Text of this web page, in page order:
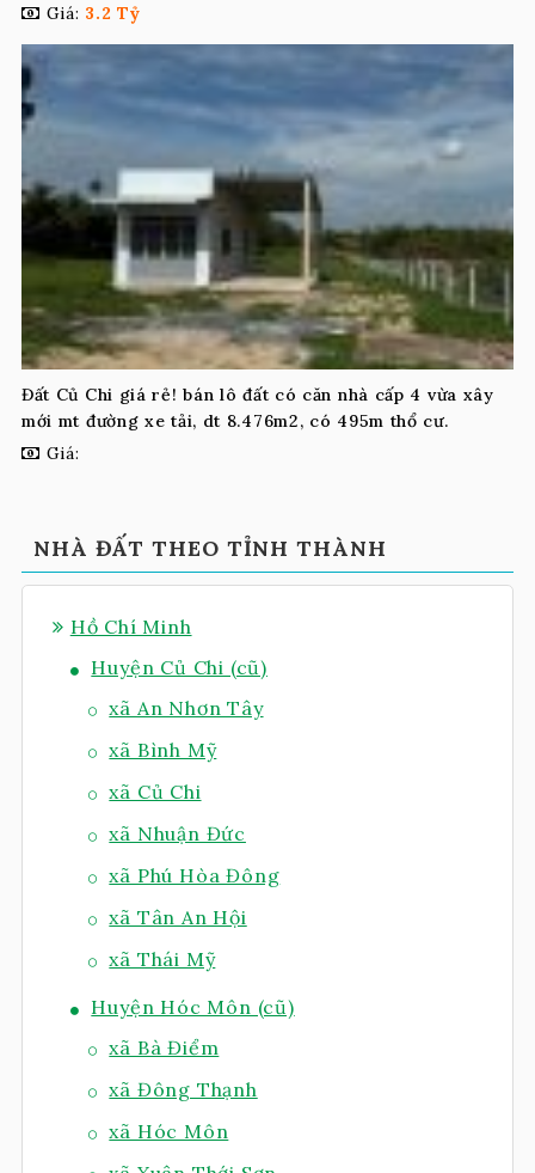
Giá: 3.2 Tỷ
Đất Củ Chi giá rẻ! bán lô đất có căn nhà cấp 4 vừa xây
mới mt đường xe tải, dt 8.476m2, có 495m thổ cư.
Giá:
NHÀ ĐẤT THEO TỈNH THÀNH
Hồ Chí Minh
Huyện Củ Chi (cũ)
xã An Nhơn Tây
xã Bình Mỹ
xã Củ Chi
xã Nhuận Đức
xã Phú Hòa Đông
xã Tân An Hội
xã Thái Mỹ
Huyện Hóc Môn (cũ)
xã Bà Điểm
xã Đông Thạnh
xã Hóc Môn